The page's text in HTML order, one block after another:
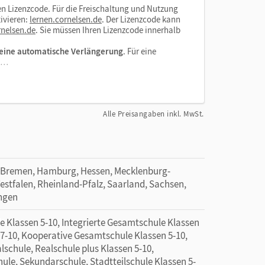
Lizenzcode. Für die Freischaltung und Nutzung
lernen.cornelsen.de. Der Lizenzcode kann
. Sie müssen Ihren Lizenzcode innerhalb
automatische Verlängerung. Für eine
Alle Preisangaben inkl. MwSt.
Hamburg, Hessen, Mecklenburg-
Rheinland-Pfalz, Saarland, Sachsen,
5-10, Integrierte Gesamtschule Klassen
10, Kooperative Gesamtschule Klassen 5-10,
Realschule plus Klassen 5-10,
Sekundarschule, Stadtteilschule Klassen 5-